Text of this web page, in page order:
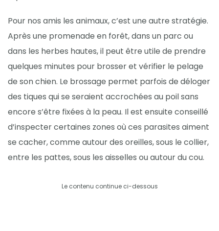
Pour nos amis les animaux, c’est une autre stratégie.
Après une promenade en forêt, dans un parc ou
dans les herbes hautes, il peut être utile de prendre
quelques minutes pour brosser et vérifier le pelage
de son chien. Le brossage permet parfois de déloger
des tiques qui se seraient accrochées au poil sans
encore s’être fixées à la peau. Il est ensuite conseillé
d’inspecter certaines zones où ces parasites aiment
se cacher, comme autour des oreilles, sous le collier,
entre les pattes, sous les aisselles ou autour du cou.
Le contenu continue ci-dessous